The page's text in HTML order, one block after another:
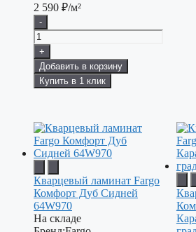
2 590 ₽/м²
-
+
Добавить в корзину
Купить в 1 клик
Кварцевый ламинат Fargo
Комфорт Дуб Сидней
64W970
На складе